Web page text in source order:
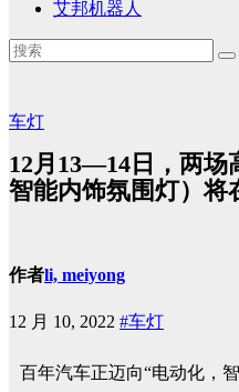
艾邦机器人
车灯
12月13—14日，两场
智能内饰氛围灯）将
作者li, meiyong
12 月 10, 2022 #车灯
百年汽车正迈向“电动化，